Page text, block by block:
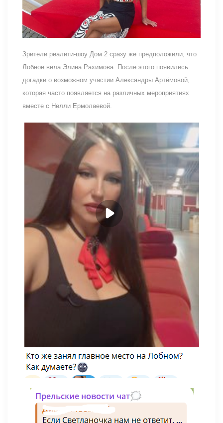
Зрители реалити-шоу Дом 2 сразу же предположили, что
Лобное вела Элина Рахимова. После этого появились
догадки о возможном участии Александры Артёмовой,
которая часто появляется на различных мероприятиях
вместе с Нелли Ермолаевой.